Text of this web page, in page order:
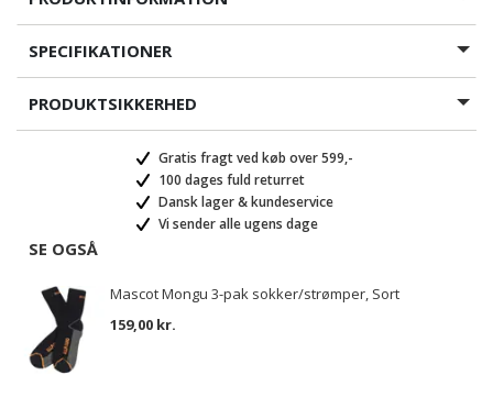
SPECIFIKATIONER
PRODUKTSIKKERHED
Gratis fragt ved køb over 599,-
100 dages fuld returret
Dansk lager & kundeservice
Vi sender alle ugens dage
SE OGSÅ
Mascot Mongu 3-pak sokker/strømper, Sort
159,00 kr.